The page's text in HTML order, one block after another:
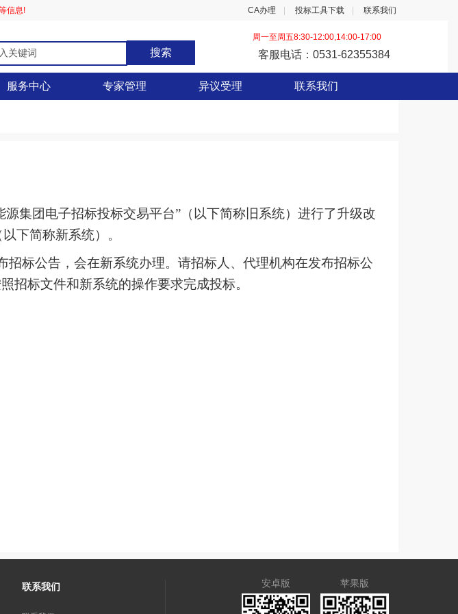
信息! CA办理 投标工具下载 联系我们
搜索
周一至周五8:30-12:00,14:00-17:00
客服电话：0531-62355384
服务中心 专家管理 异议受理 联系我们
源集团电子招标投标交易平台”（以下简称旧系统）进行了升级改
以下简称新系统）。
招标公告，会在新系统办理。请招标人、代理机构在发布招标公
招标文件和新系统的操作要求完成投标。
联系我们 安卓版 苹果版